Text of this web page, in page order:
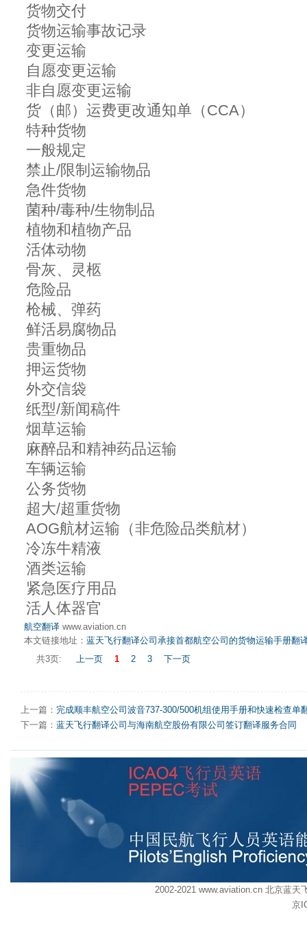
货物交付
货物运输事故记录
变更运输
自愿变更运输
非自愿变更运输
货（邮）运费更改通知单（CCA）
特种货物
一般规定
禁止/限制运输物品
急件货物
菌种/毒种/生物制品
植物和植物产品
活体动物
骨灰、灵柩
危险品
枪械、弹药
鲜活易腐物品
贵重物品
押运货物
外交信袋
纸型/新闻稿件
烟草运输
麻醉品和精神药品运输
车辆运输
公务货物
超大/超重货物
AOG航材运输（非危险品类航材）
冷冻牛精液
酒类运输
紧急医疗用品
活人体器官
航空翻译 www.aviation.cn
本文链接地址： 蓝天飞行翻译公司承接首都航空公司的货物运输手册翻
共3页:
上一页 1 2 3 下一页
上一篇： 完成顺丰航空公司波音737-300/500机组使用手册和快速检查单
下一篇： 蓝天飞行翻译公司与海南航空股份有限公司签订翻译服务合同
2002-2021 www.aviation.cn 北京蓝天
京